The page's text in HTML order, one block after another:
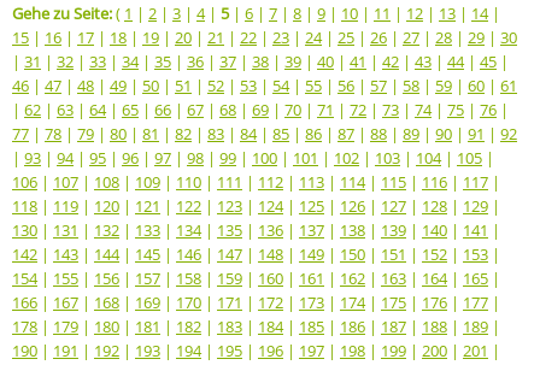
Gehe zu Seite:( 1 | 2 | 3 | 4| 5| 6 | 7 | 8 | 9 | 10 | 11 | 12 | 13 | 14|
15 | 16 | 17 | 18 | 19 | 20 | 21 | 22 | 23 | 24| 25 | 26 | 27 | 28 | 29 | 30
| 31 | 32 | 33 | 34| 35 | 36 | 37 | 38 | 39 | 40 | 41 | 42 | 43 | 44| 45 |
46 | 47 | 48 | 49 | 50 | 51 | 52 | 53 | 54| 55 | 56 | 57 | 58 | 59 | 60 | 61
| 62 | 63 | 64| 65 | 66 | 67 | 68 | 69 | 70 | 71 | 72 | 73 | 74| 75 | 76 |
77 | 78 | 79 | 80 | 81 | 82 | 83 | 84| 85 | 86 | 87 | 88 | 89 | 90 | 91 | 92
| 93 | 94| 95 | 96 | 97 | 98 | 99 | 100 | 101 | 102 | 103 | 104| 105 |
106 | 107 | 108 | 109 | 110 | 111 | 112 | 113 | 114| 115 | 116 | 117 |
118 | 119 | 120 | 121 | 122 | 123 | 124| 125 | 126 | 127 | 128 | 129 |
130 | 131 | 132 | 133 | 134| 135 | 136 | 137 | 138 | 139 | 140 | 141 |
142 | 143 | 144| 145 | 146 | 147 | 148 | 149 | 150 | 151 | 152 | 153 |
154| 155 | 156 | 157 | 158 | 159 | 160 | 161 | 162 | 163 | 164| 165 |
166 | 167 | 168 | 169 | 170 | 171 | 172 | 173 | 174| 175 | 176 | 177 |
178 | 179 | 180 | 181 | 182 | 183 | 184| 185 | 186 | 187 | 188 | 189 |
190 | 191 | 192 | 193 | 194| 195 | 196 | 197 | 198 | 199 | 200 | 201 |